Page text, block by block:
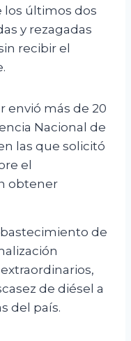
los últimos dos
y rezagadas
recibir el
envió más de 20
Nacional de
las que solicitó
el
obtener
de
de diésel a
del país.